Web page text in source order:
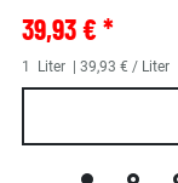
39,93 € *
1 Liter | 39,93 € / Liter